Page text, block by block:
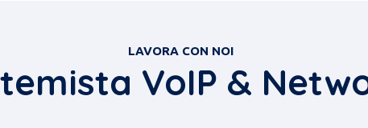
LAVORA CON NOI
VoIP &